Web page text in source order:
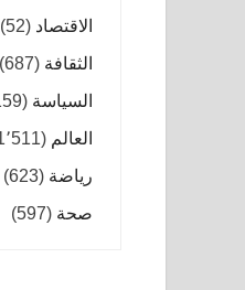
الاقتصاد (52)
الثقافة (687)
السياسة (1٬159)
العالم (1٬511)
رياضة (623)
صحة (597)